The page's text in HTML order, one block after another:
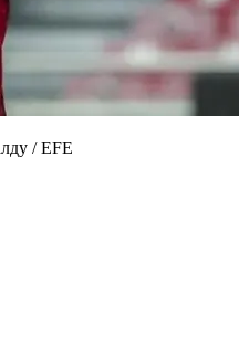
/ EFE